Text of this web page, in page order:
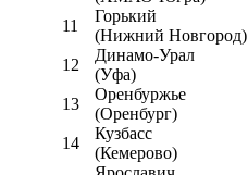
11
Горький
(Нижний Новгород)
12
Динамо-Урал
(Уфа)
13
Оренбуржье
(Оренбург)
14
Кузбасс
(Кемерово)